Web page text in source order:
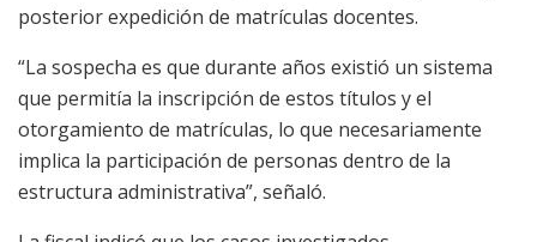
posterior expedición de matrículas docentes.
“La sospecha es que durante años existió un sistema
que permitía la inscripción de estos títulos y el
otorgamiento de matrículas, lo que necesariamente
implica la participación de personas dentro de la
estructura administrativa”, señaló.